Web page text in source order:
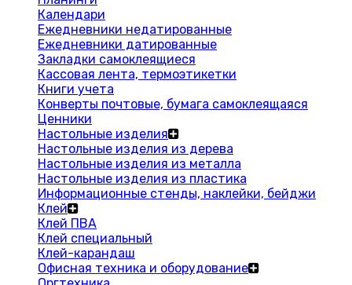
Календари
Ежедневники недатированные
Ежедневники датированные
Закладки самоклеящиеся
Кассовая лента, термоэтикетки
Книги учета
Конверты почтовые, бумага самоклеящаяся
Ценники
Настольные изделия
Настольные изделия из дерева
Настольные изделия из металла
Настольные изделия из пластика
Информационные стенды, наклейки, бейджи
Клей
Клей ПВА
Клей специальный
Клей-карандаш
Офисная техника и оборудование